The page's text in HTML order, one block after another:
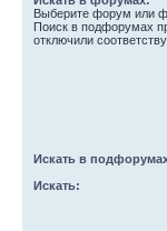
Выберите форум или
Поиск в подфорумах
отключили
Искать в
Искать: